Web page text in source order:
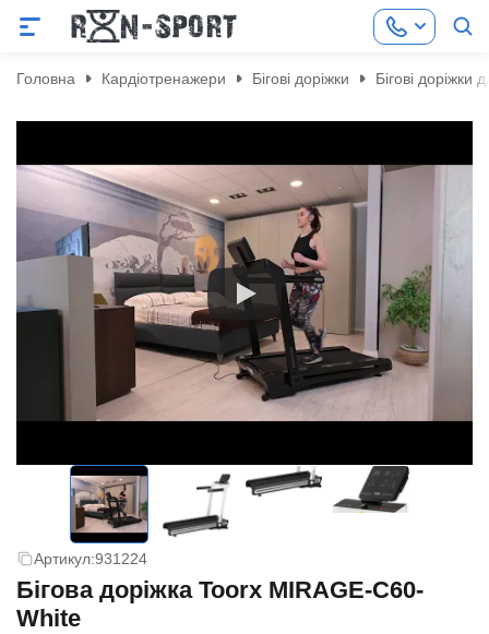
Головна Кардіотренажери Бігові доріжки Бігові доріжки
Артикул:931224
Бігова доріжка Toorx MIRAGE-C60-
White